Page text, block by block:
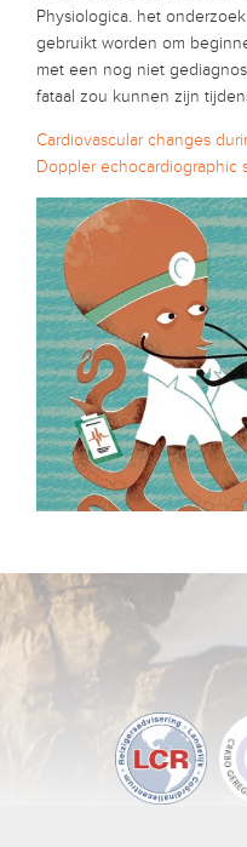
Physiologica. het
gebruikt worden om
met een nog niet
fataal zou kunnen zijn
Cardiovascular changes
Doppler echocardiographic